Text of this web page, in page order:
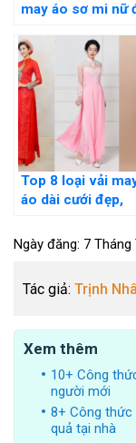
may áo sơ mi nữ
người mới
Top 8 loại vải
áo dài cưới đẹp,
cô dâu
Ngày đăng: 7 Tháng
Tác giả: Trịnh
Xem thêm
10+ Công
người mới
8+ Công thức
quả tại nhà